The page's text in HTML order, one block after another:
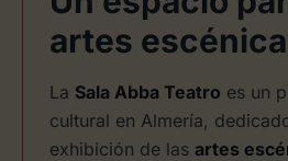
artes
La Sala Abba Teatro es un
cultural en Almería,
exhibición de las artes